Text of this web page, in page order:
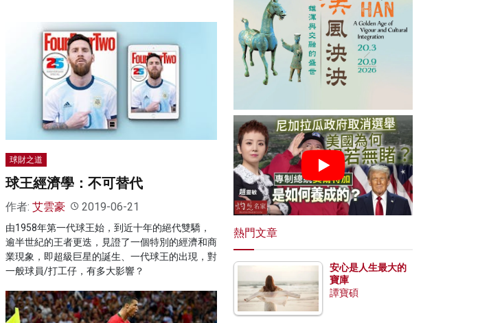
球財之道
球王經濟學：不可替代
作者: 艾雲豪 2019-06-21
由1958年第一代球王始，到近十年的絕代雙驕，
逾半世紀的王者更迭，見證了一個特別的經濟和商
業現象，即超級巨星的誕生、一代球王的出現，對
一般球員/打工仔，有多大影響？
熱門文章
安心是人生最大的
寶庫
譚寶碩